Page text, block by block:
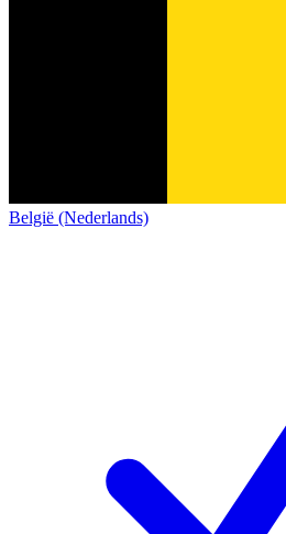
België (Nederlands)